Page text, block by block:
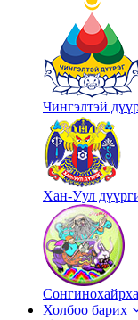
Чингэлтэй
Хан-Уул
Холбоо барих